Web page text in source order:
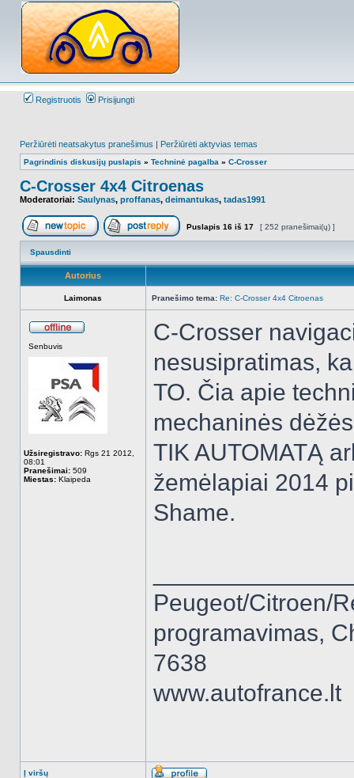
Registruotis Prisijungti
Peržiūrėti neatsakytus pranešimus | Peržiūrėti aktyvias temas
Pagrindinis diskusijų puslapis » Techninė pagalba » C-Crosser
C-Crosser 4x4 Citroenas
Moderatoriai: Saulynas, proffanas, deimantukas, tadas1991
Naujos temos kūrimasAtsakyti į temą
Puslapis 16 iš 17 [ 252 pranešimai(ų) ]
Spausdinti
Autorius
Laimonas Pranešimo tema: Re: C-Crosser 4x4 Citroenas
Senbuvis
Užsiregistravo: Rgs 21 2012,
08:01
Pranešimai: 509
Miestas: Klaipeda
C-Crosser
nesusipratimas,
TO. Čia apie
mechaninės
TIK AUTOMATĄ
žemėlapiai 2014
Shame.
Peugeot/Citroen/
programavimas,
7638
www.autofrance.lt
Į viršų